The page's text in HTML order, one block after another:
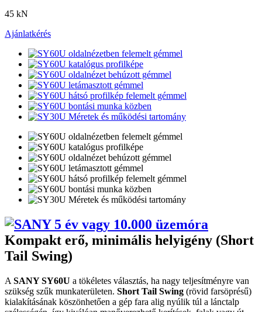
45 kN
Ajánlatkérés
Kompakt erő, minimális helyigény (Short
Tail Swing)
A SANY SY60U a tökéletes választás, ha nagy teljesítményre van
szükség szűk munkaterületen. Short Tail Swing (rövid farsöprésű)
kialakításának köszönhetően a gép fara alig nyúlik túl a lánctalp